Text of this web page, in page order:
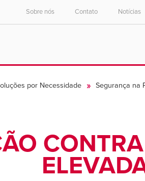
English
Deutsch
Dutch
Sobre nós Contato Notícias
por Necessidade Segurança na